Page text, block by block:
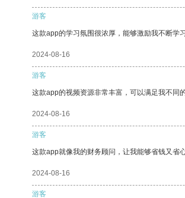
游客
这款app的学习氛围很浓厚，能够激励我不断学
2024-08-16
游客
这款app的视频资源非常丰富，可以满足我不同
2024-08-16
游客
这款app就像我的财务顾问，让我能够省钱又省心
2024-08-16
游客